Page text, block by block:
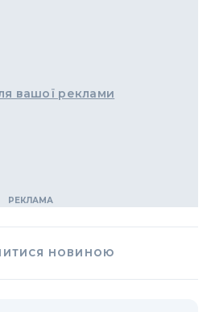
вашої реклами
НОВИНОЮ